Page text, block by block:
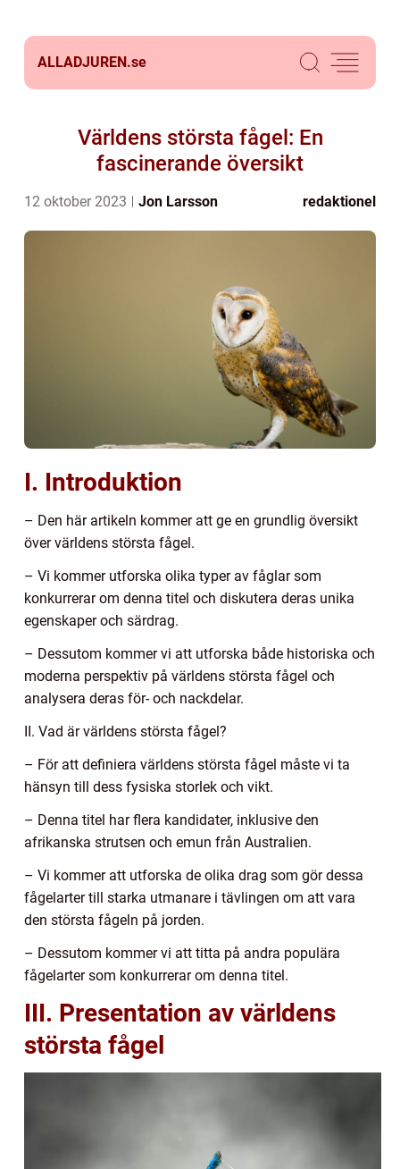
ALLADJUREN.se
Världens största fågel: En
fascinerande översikt
12 oktober 2023 Jon Larsson redaktionel
I. Introduktion
– Den här artikeln kommer att ge en grundlig översikt
över världens största fågel.
– Vi kommer utforska olika typer av fåglar som
konkurrerar om denna titel och diskutera deras unika
egenskaper och särdrag.
– Dessutom kommer vi att utforska både historiska och
moderna perspektiv på världens största fågel och
analysera deras för- och nackdelar.
II. Vad är världens största fågel?
– För att definiera världens största fågel måste vi ta
hänsyn till dess fysiska storlek och vikt.
– Denna titel har flera kandidater, inklusive den
afrikanska strutsen och emun från Australien.
– Vi kommer att utforska de olika drag som gör dessa
fågelarter till starka utmanare i tävlingen om att vara
den största fågeln på jorden.
– Dessutom kommer vi att titta på andra populära
fågelarter som konkurrerar om denna titel.
III. Presentation av världens
största fågel